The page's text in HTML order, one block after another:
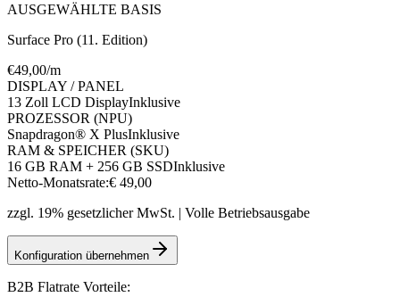
AUSGEWÄHLTE BASIS
Surface Pro (11. Edition)
€49,00/m
DISPLAY / PANEL
13 Zoll LCD DisplayInklusive
PROZESSOR (NPU)
Snapdragon® X PlusInklusive
RAM & SPEICHER (SKU)
16 GB RAM + 256 GB SSDInklusive
Netto-Monatsrate:€ 49,00
zzgl. 19% gesetzlicher MwSt. | Volle Betriebsausgabe
Konfiguration übernehmen
B2B Flatrate Vorteile: